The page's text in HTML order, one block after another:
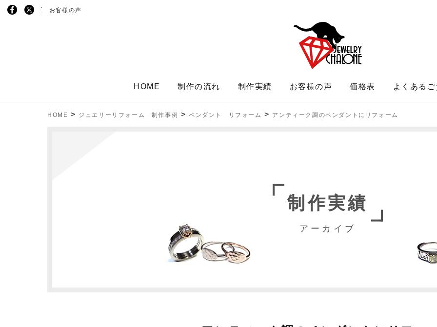
お客様の声
HOME 制作の流れ 制作実績 お客様の声 価格表 よくあるご
HOME > ジュエリーリフォーム 制作事例 >ペンダント リフォーム > アンティーク調のペンダントにリフォーム
制作実績
アーカイブ